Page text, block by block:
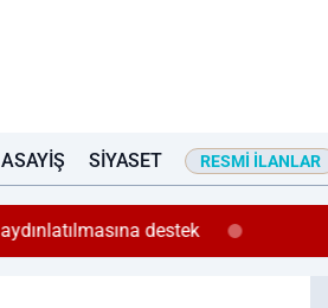
ASAYIŞ SIYASET RESMI İLANLAR
destek